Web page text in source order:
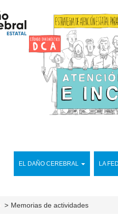
EL DAÑO CEREBRAL LA
Memorias de actividades